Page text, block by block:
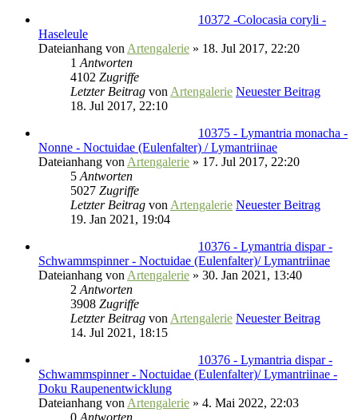
10372 -Colocasia coryli -
Haseleule
Dateianhang von Artengalerie » 18. Jul 2017, 22:20
1 Antworten
4102 Zugriffe
Letzter Beitrag von Artengalerie Neuester Beitrag
18. Jul 2017, 22:10
10375 - Lymantria monacha -
Nonne - Noctuidae (Eulenfalter) / Lymantriinae
Dateianhang von Artengalerie » 17. Jul 2017, 22:20
5 Antworten
5027 Zugriffe
Letzter Beitrag von Artengalerie Neuester Beitrag
19. Jan 2021, 19:04
10376 - Lymantria dispar -
Schwammspinner - Noctuidae (Eulenfalter)/ Lymantriinae
Dateianhang von Artengalerie » 30. Jan 2021, 13:40
2 Antworten
3908 Zugriffe
Letzter Beitrag von Artengalerie Neuester Beitrag
14. Jul 2021, 18:15
10376 - Lymantria dispar -
Schwammspinner - Noctuidae (Eulenfalter)/ Lymantriinae -
Doku Raupenentwicklung
Dateianhang von Artengalerie » 4. Mai 2022, 22:03
0 Antworten